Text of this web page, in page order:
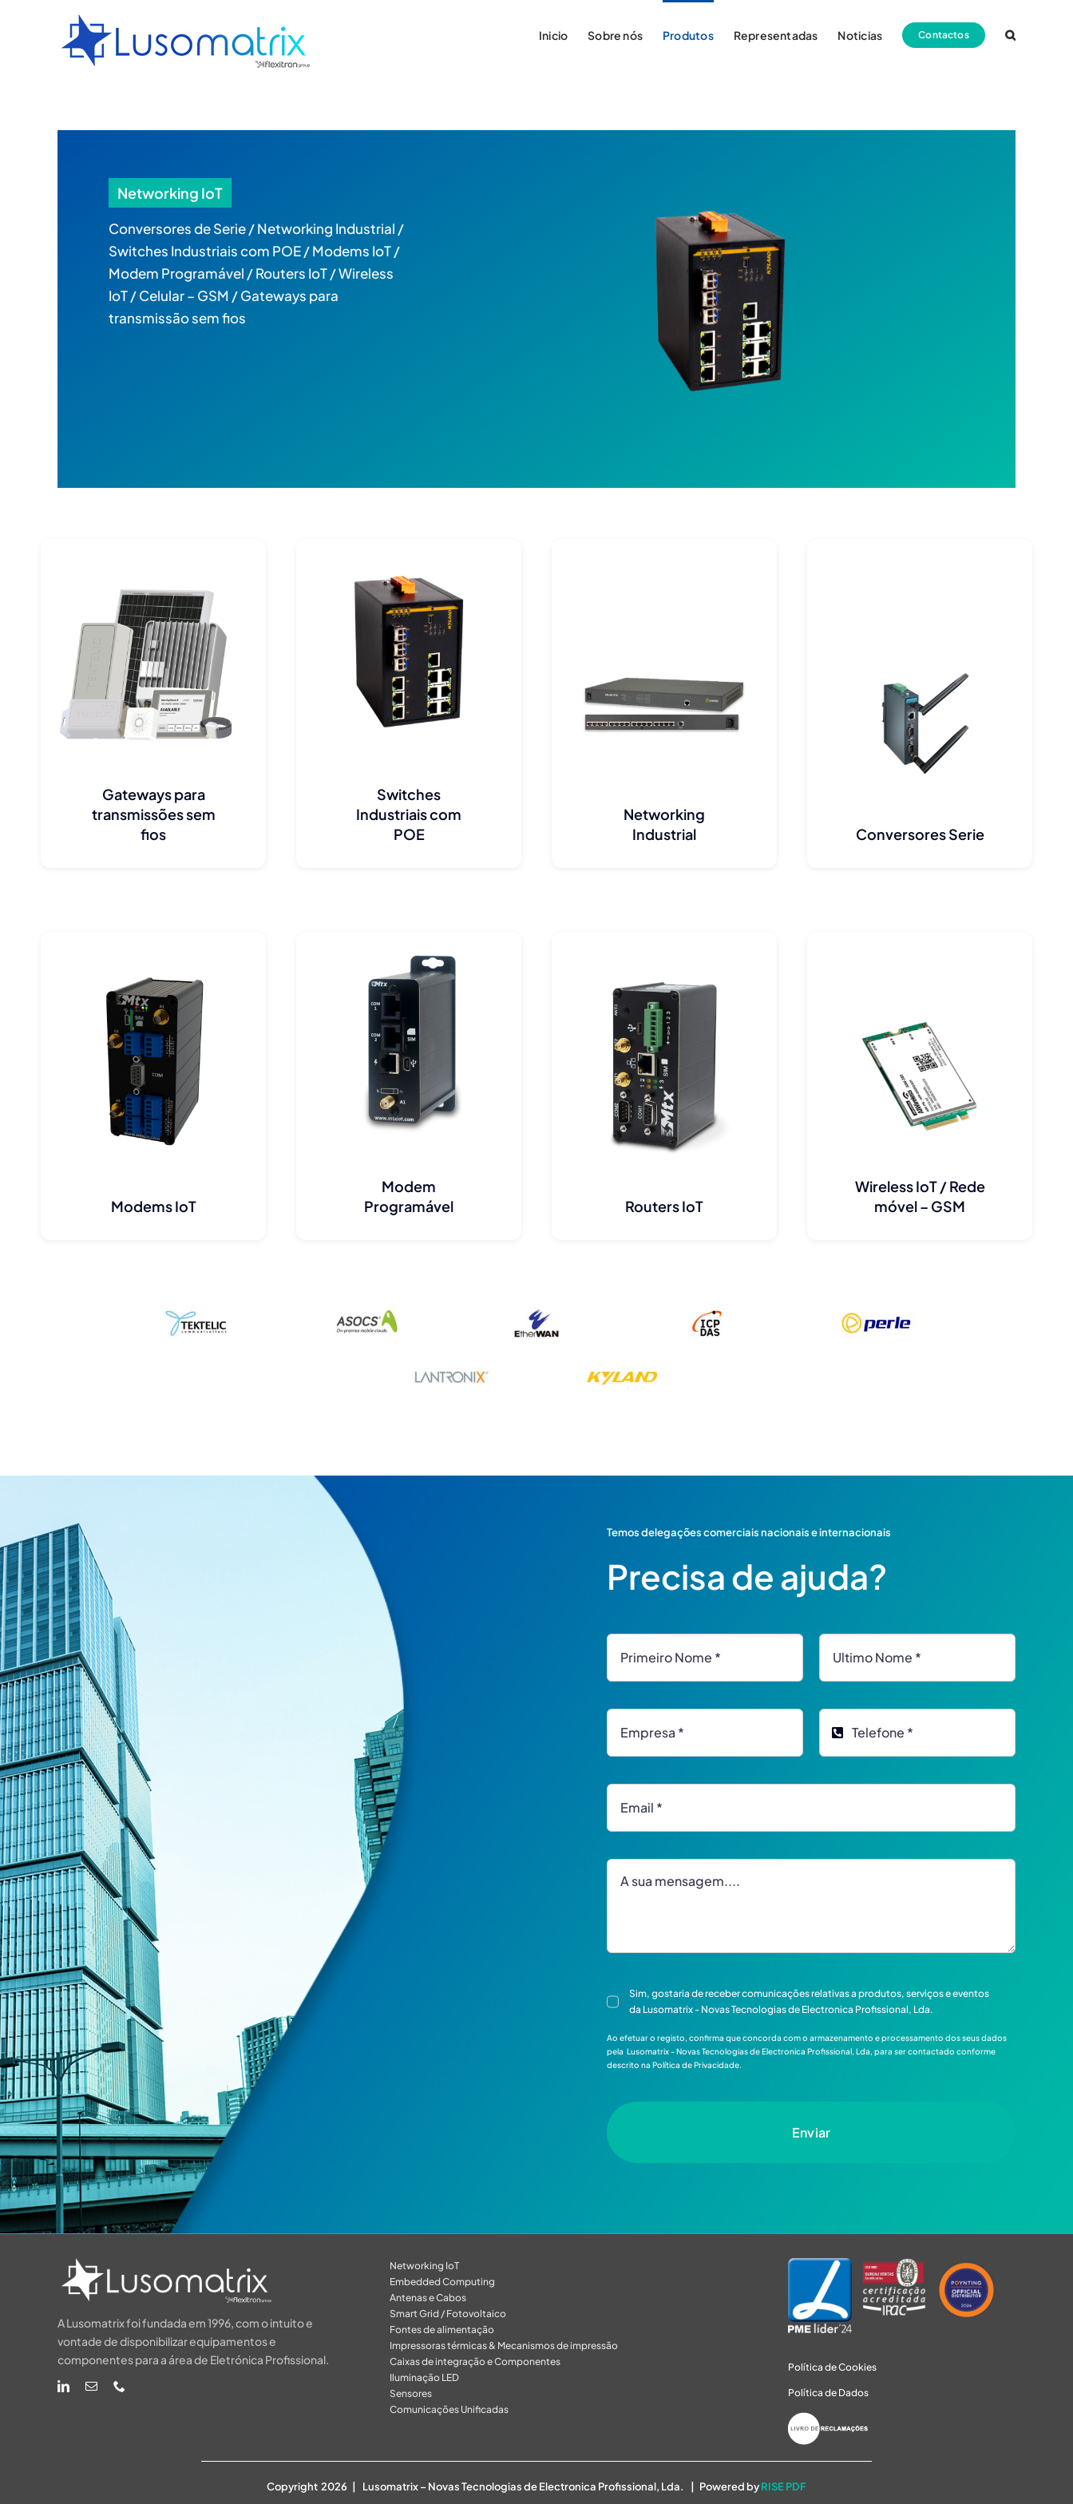
Inicio Sobre nós Produtos Representadas Noticias Contactos
Networking IoT
Conversores de Serie / Networking Industrial /
Switches Industriais com POE / Modems IoT /
Modem Programável / Routers IoT / Wireless
IoT / Celular – GSM / Gateways para
transmissão sem fios
Gateways para
transmissões sem
fios
Switches
Industriais com
POE
Networking
Industrial
Conversores Serie
Modems IoT
Modem
Programável
Routers IoT
Wireless IoT / Rede
móvel – GSM
Temos delegações comerciais nacionais e internacionais
Precisa de ajuda?
Sim, gostaria de receber comunicações relativas a produtos, serviços e eventos
da Lusomatrix - Novas Tecnologias de Electronica Profissional, Lda.
Ao efetuar o registo, confirma que concorda com o armazenamento e processamento dos seus dados
pela Lusomatrix - Novas Tecnologias de Electronica Profissional, Lda, para ser contactado conforme
descrito na Política de Privacidade.
Enviar
A Lusomatrix foi fundada em 1996, com o intuito e
vontade de disponibilizar equipamentos e
componentes para a área de Eletrónica Profissional.
Networking IoT
Embedded Computing
Antenas e Cabos
Smart Grid / Fotovoltaico
Fontes de alimentação
Impressoras térmicas & Mecanismos de impressão
Caixas de integração e Componentes
Iluminação LED
Sensores
Comunicações Unificadas
Política de Cookies
Política de Dados
Copyright 2026 | Lusomatrix – Novas Tecnologias de Electronica Profissional, Lda. | Powered byRISE PDF